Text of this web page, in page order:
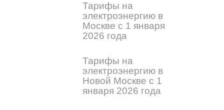
Тарифы на
электроэнергию в
Москве с 1 января
2026 года
Тарифы на
электроэнергию в
Новой Москве с 1
января 2026 года